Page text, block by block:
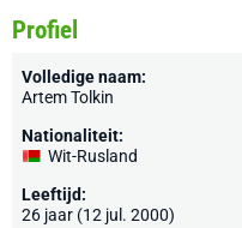
Profiel
Volledige naam:
Artem Tolkin
Nationaliteit:
Wit-Rusland
Leeftijd:
26 jaar (12 jul. 2000)